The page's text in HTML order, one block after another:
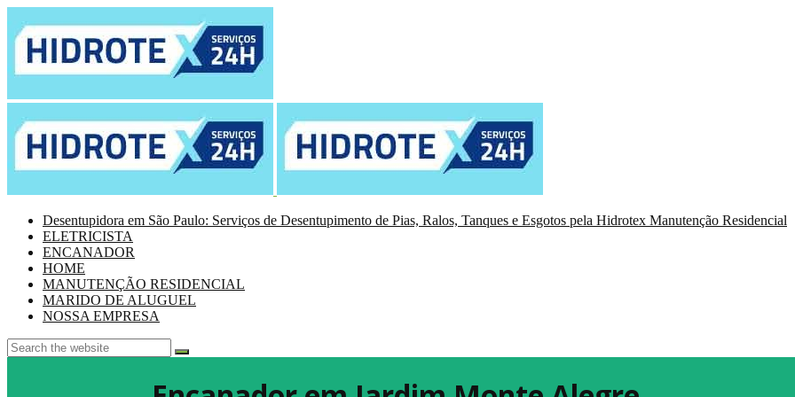
Desentupidora em São Paulo: Serviços de Desentupimento de Pias, Ralos, Tanques e Esgotos pela Hidrotex Manutenção Residencial
ELETRICISTA
ENCANADOR
HOME
MANUTENÇÃO RESIDENCIAL
MARIDO DE ALUGUEL
NOSSA EMPRESA